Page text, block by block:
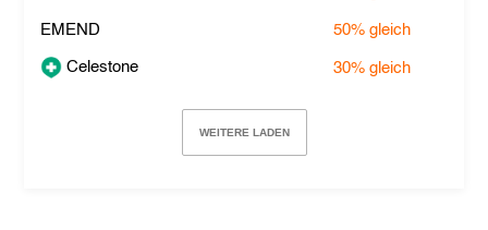
EMEND 50%gleich
Celestone 30%gleich
WEITERE LADEN